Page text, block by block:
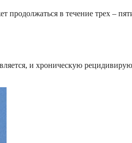
в течение трех –
и хроническую